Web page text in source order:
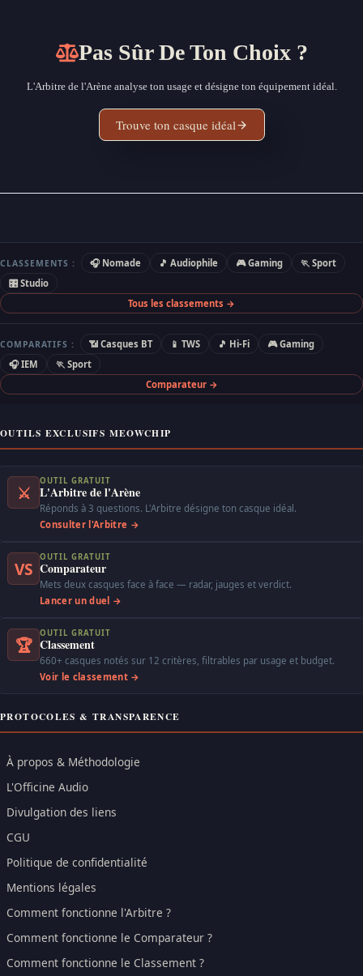
Pas Sûr De Ton Choix ?
L'Arbitre de l'Arène analyse ton usage et désigne ton équipement idéal.
Trouve ton casque idéal
CLASSEMENTS : 🎧 Nomade 🎵 Audiophile 🎮 Gaming
🏃 Sport
🎛 Studio
Tous les classements →
COMPARATIFS : 📶 Casques BT 📱 TWS 🎵 Hi-Fi
🎮 Gaming
🎧 IEM
🏃 Sport
Comparateur →
OUTILS EXCLUSIFS MEOWCHIP
⚔
OUTIL GRATUIT
L'Arbitre de l'Arène
Réponds à 3 questions. L'Arbitre désigne ton casque idéal.
Consulter l'Arbitre →
VS
OUTIL GRATUIT
Comparateur
Mets deux casques face à face — radar, jauges et verdict.
Lancer un duel →
🏆
OUTIL GRATUIT
Classement
660+ casques notés sur 12 critères, filtrables par usage et budget.
Voir le classement →
PROTOCOLES & TRANSPARENCE
À propos & Méthodologie
L'Officine Audio
Divulgation des liens
CGU
Politique de confidentialité
Mentions légales
Comment fonctionne l'Arbitre ?
Comment fonctionne le Comparateur ?
Comment fonctionne le Classement ?